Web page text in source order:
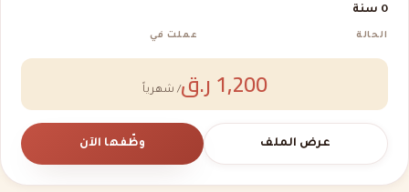
0 سنة
الحالة عملت في
1,200 ر.ق / شهرياً
عرض الملف وظّفها الآن